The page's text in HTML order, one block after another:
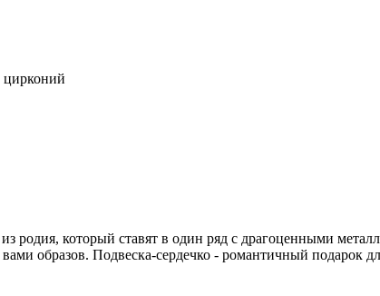
родия, который ставят в один ряд с драгоценными
образов. Подвеска-сердечко - романтичный подарок